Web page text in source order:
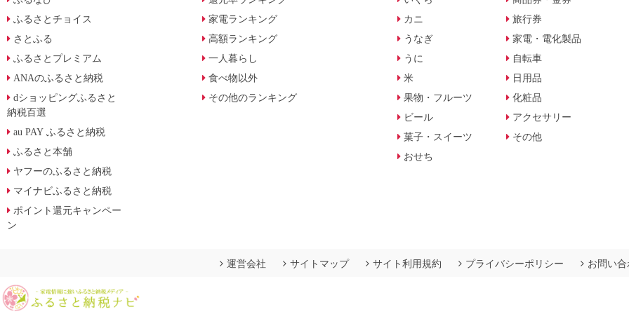
ふるさとチョイス
さとふる
ふるさとプレミアム
ANAのふるさと納税
dショッピングふるさと
納税百選
au PAY ふるさと納税
ふるさと本舗
ヤフーのふるさと納税
マイナビふるさと納税
ポイント還元キャンペー
ン
家電ランキング
高額ランキング
一人暮らし
食べ物以外
その他のランキング
カニ
うなぎ
うに
米
果物・フルーツ
ビール
菓子・スイーツ
おせち
旅行券
家電・電化製品
自転車
日用品
化粧品
アクセサリー
その他
運営会社 サイトマップ サイト利用規約 プライバシーポリシー お問い